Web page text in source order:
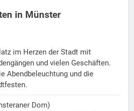
in Münster
im Herzen der Stadt mit
und vielen Geschäften.
Abendbeleuchtung und die
Dom)